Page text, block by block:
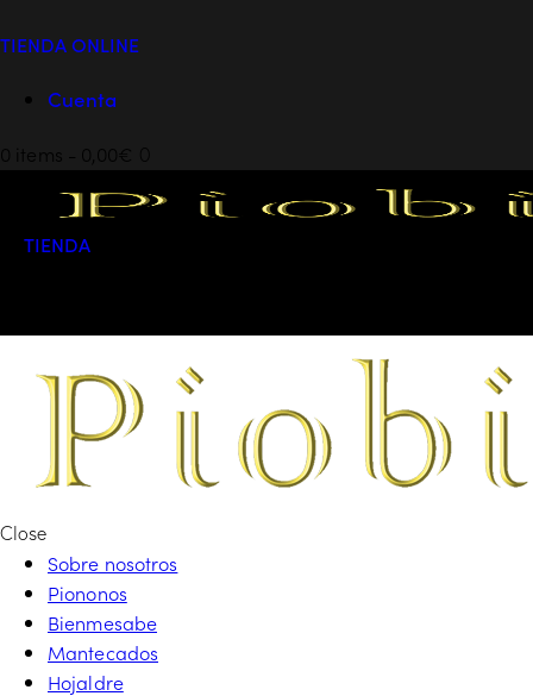
TIENDA ONLINE
Cuenta
0 items - 0,00€
TIENDA
Close
Sobre nosotros
Piononos
Bienmesabe
Mantecados
Hojaldre